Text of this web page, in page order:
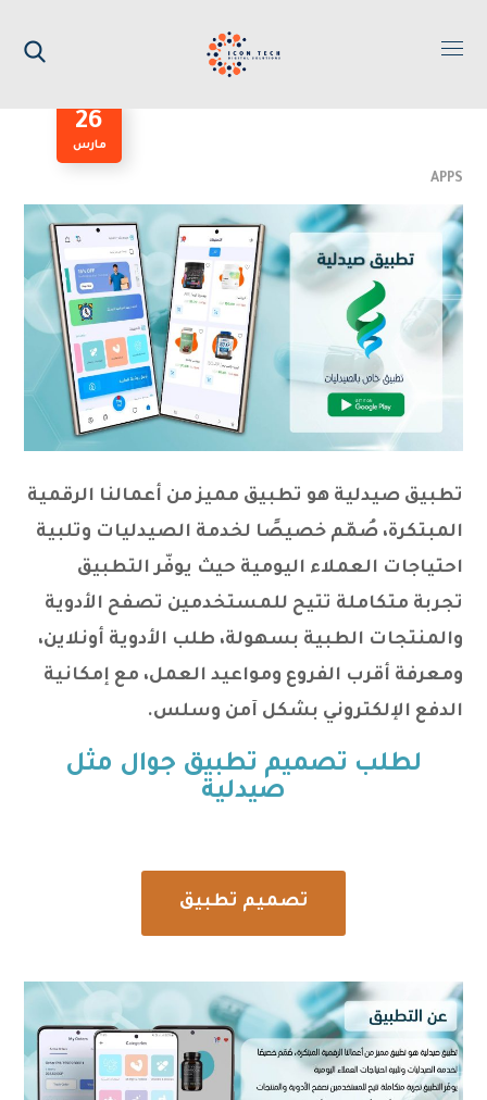
26
مارس
APPS
تطبيق صيدلية هو تطبيق مميز من أعمالنا الرقمية
المبتكرة، صُمّم خصيصًا لخدمة الصيدليات وتلبية
احتياجات العملاء اليومية حيث يوفّر التطبيق
تجربة متكاملة تتيح للمستخدمين تصفح الأدوية
والمنتجات الطبية بسهولة، طلب الأدوية أونلاين،
ومعرفة أقرب الفروع ومواعيد العمل، مع إمكانية
الدفع الإلكتروني بشكل آمن وسلس.
لطلب تصميم تطبيق جوال مثل
صيدلية
تصميم تطبيق